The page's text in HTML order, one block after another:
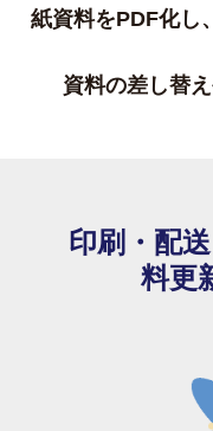
紙資料をPDF化し
資料の差し替
印刷・配
料更